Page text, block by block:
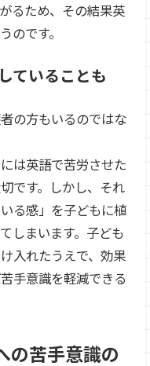
るため、その結果英
のです。
ていることも
の方もいるのではな
は英語で苦労させた
です。しかし、それ
る感」を子どもに植
しまいます。子ども
入れたうえで、効果
手意識を軽減できる
の苦手意識の